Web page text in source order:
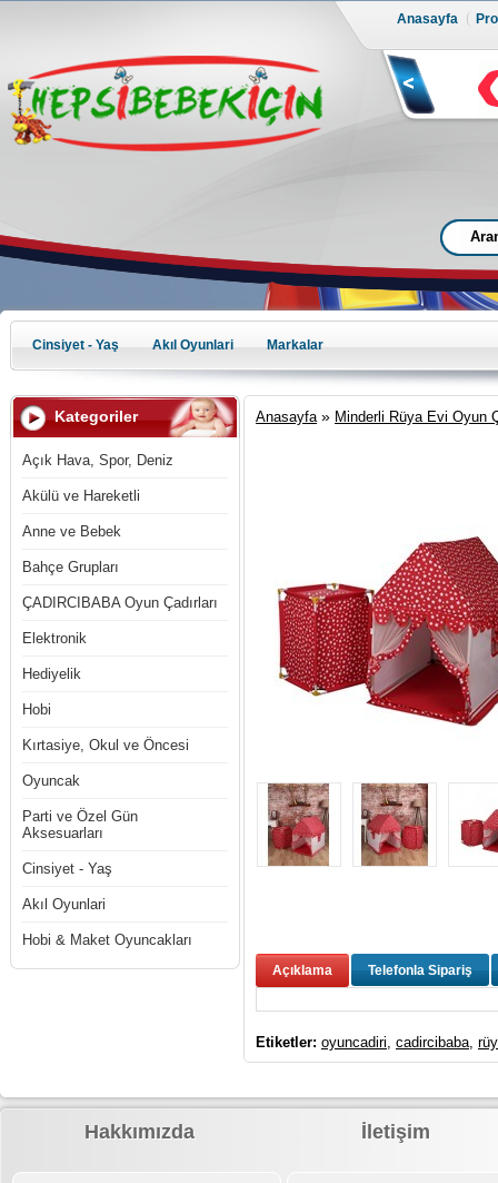
Anasayfa
Cinsiyet - Yaş Akıl Oyunlari Markalar
Kategoriler
Açık Hava, Spor, Deniz
Akülü ve Hareketli
Anne ve Bebek
Bahçe Grupları
ÇADIRCIBABA Oyun Çadırları
Elektronik
Hediyelik
Hobi
Kırtasiye, Okul ve Öncesi
Oyuncak
Parti ve Özel Gün
Aksesuarları
Cinsiyet - Yaş
Akıl Oyunlari
Hobi & Maket Oyuncakları
Anasayfa » Minderli Rüya Evi Oyun
Açıklama Telefonla Sipariş
Etiketler: oyuncadiri, cadircibaba,
Hakkımızda İletişim